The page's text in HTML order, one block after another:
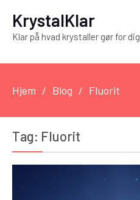
KrystalKlar
Klar på hvad krystaller gør for dig
Hjem Blog Fluorit
Tag: Fluorit